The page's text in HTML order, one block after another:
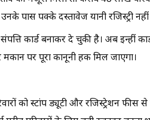
पास पक्के दस्तावेज यानी रजिस्ट्री नहीं
कार्ड बनाकर दे चुकी है। अब इन्हीं
पर पूरा कानूनी हक मिल जाएगा।
को स्टांप ड्यूटी और रजिस्ट्रेशन फीस